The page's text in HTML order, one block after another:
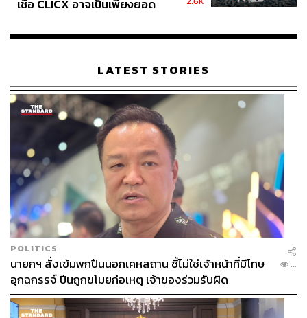
เชื่อ CLICX อาจเป็นเพียงยอด
เรือนไทยที่ถูกซุกไว้
LATEST STORIES
POLITICS
นายกฯ สั่งเข้มพกปืนนอกเคหสถาน ชี้ไม่ใช่เจ้าหน้าที่มีโทษ
อุกฉกรรจ์ ปืนถูกขโมยก่อเหตุ เจ้าของร่วมรับผิด
...